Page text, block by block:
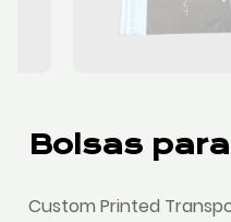
Bolsas
Custom Printed